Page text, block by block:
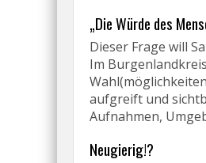
„Die Würde des
Dieser Frage will
Im
aufgreift und
Aufnahmen,
Neugierig!?